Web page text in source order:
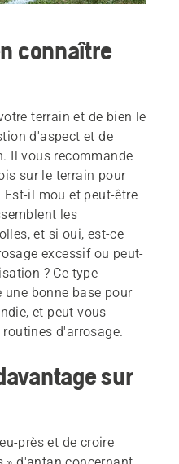
connaître
terrain et de bien le
d'aspect et de
Il vous recommande
sur le terrain pour
il mou et peut-être
les
et si oui, est-ce
excessif ou peut-
? Ce type
bonne base pour
et peut vous
d'arrosage.
sur
près et de croire